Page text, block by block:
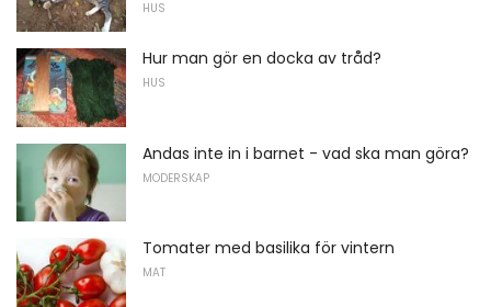
HUS
Hur man gör en docka av tråd?
HUS
Andas inte in i barnet - vad ska man göra?
MODERSKAP
Tomater med basilika för vintern
MAT